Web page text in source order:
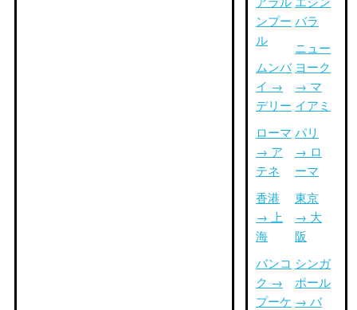
ンプー
ル
ムンバ
イ →
デリー
ローマ
→ ア
テネ
香港
→ 上
海
バンコ
ク →
プーケ
バラ
ニュー
ヨーク
→ マ
イアミ
パリ
→ ロ
ーマ
東京
→ 大
阪
シンガ
ポール
→ バ